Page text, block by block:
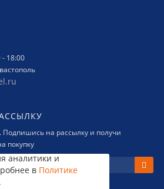
аналитики и
в Политике
.
18:00
на рассылку и получи
покупку